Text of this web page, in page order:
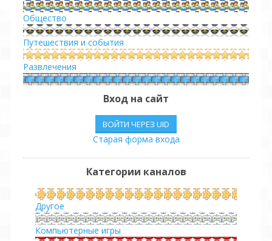
Общество
Путешествия и события
Развлечения
Другое
Вход на сайт
ВОЙТИ ЧЕРЕЗ UID
Старая форма входа
Категории каналов
Другое
Компьютерные игры